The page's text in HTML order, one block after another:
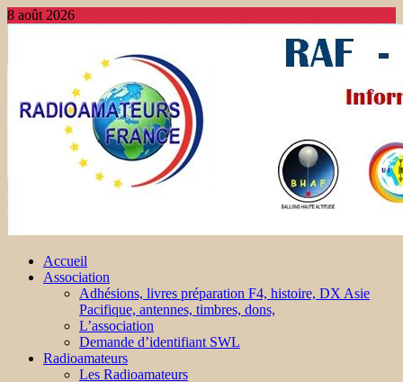
8 août 2026
Accueil
Association
Adhésions, livres préparation F4, histoire, DX Asie
Pacifique, antennes, timbres, dons,
L’association
Demande d’identifiant SWL
Radioamateurs
Les Radioamateurs